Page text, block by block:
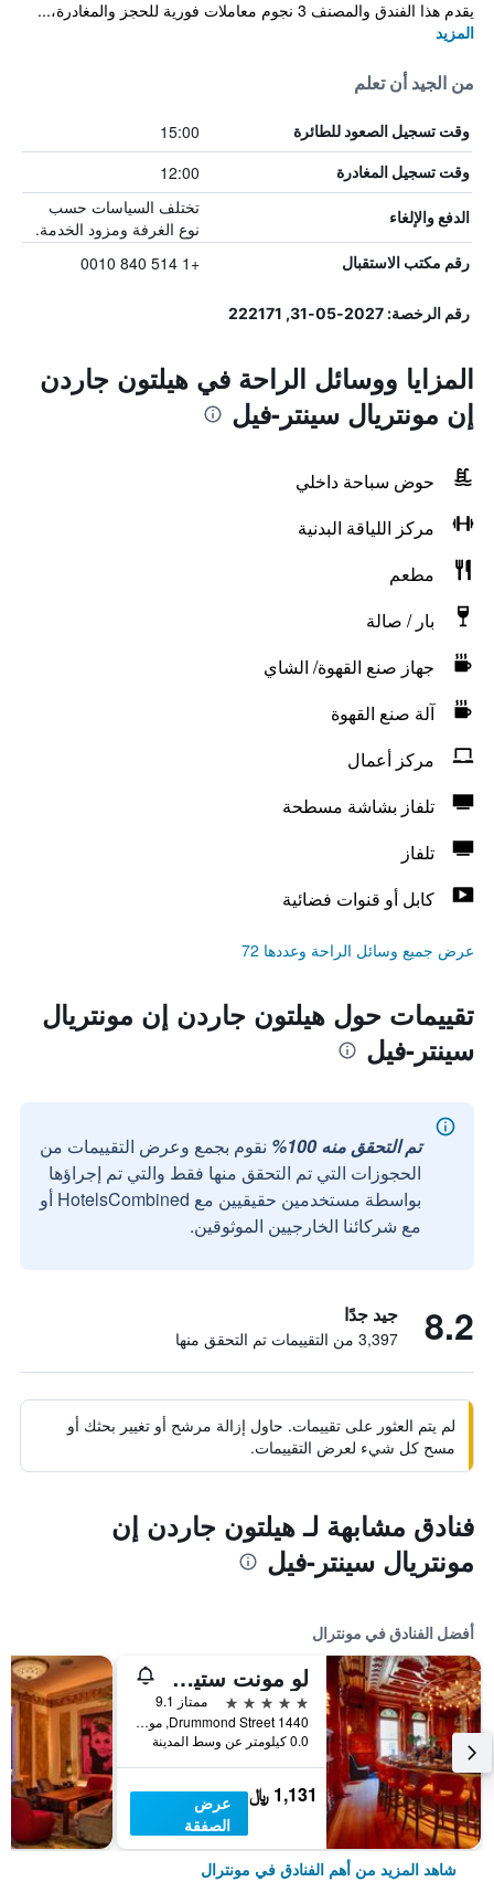
يقدم هذا الفندق والمصنف 3 نجوم معاملات فورية للحجز والمغادرة،...
المزيد
من الجيد أن تعلم
وقت تسجيل الصعود للطائرة 15:00
وقت تسجيل المغادرة 12:00
الدفع والإلغاء
تختلف السياسات حسب
نوع الغرفة ومزود الخدمة.
رقم مكتب الاستقبال +1 514 840 0010
رقم الرخصة: 2027-05-31, 222171
المزايا ووسائل الراحة في هيلتون جاردن
إن مونتريال سينتر-فيل
حوض سباحة داخلي
مركز اللياقة البدنية
مطعم
بار / صالة
جهاز صنع القهوة/ الشاي
آلة صنع القهوة
مركز أعمال
تلفاز بشاشة مسطحة
تلفاز
كابل أو قنوات فضائية
عرض جميع وسائل الراحة وعددها 72
تقييمات حول هيلتون جاردن إن مونتريال
سينتر-فيل
تم التحقق منه 100%
نقوم بجمع وعرض التقييمات من
الحجوزات التي تم التحقق منها فقط والتي تم إجراؤها
بواسطة مستخدمين حقيقيين مع HotelsCombined أو
مع شركائنا الخارجيين الموثوقين.
8.2 جيد جدًا
3,397 من التقييمات تم التحقق منها
لم يتم العثور على تقييمات. حاول إزالة مرشح أو تغيير بحثك أو
مسح كل شيء لعرض التقييمات.
فنادق مشابهة لـ هيلتون جاردن إن
مونتريال سينتر-فيل
أفضل الفنادق في مونترال
لو مونت ستيفين
5 نجوم
ممتاز 9.1
1440 Drummond Street, مونترال, QC, كندا
0.0 كيلومتر عن وسط المدينة
1,131 ﷼
عرض
الصفقة
شاهد المزيد من أهم الفنادق في مونترال